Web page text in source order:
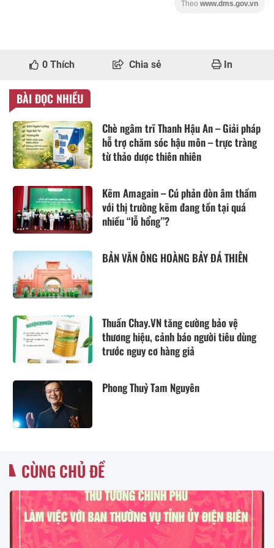
Theo www.dms.gov.vn
0 Thích Chia sẻ In
BÀI ĐỌC NHIỀU
Chè ngâm trĩ Thanh Hậu An – Giải pháp
hỗ trợ chăm sóc hậu môn – trực tràng
từ thảo dược thiên nhiên
Kẽm Amagain – Cú phản đòn âm thầm
với thị trường kẽm đang tồn tại quá
nhiều “lỗ hổng”?
BẢN VĂN ÔNG HOÀNG BẢY ĐÁ THIÊN
Thuần Chay.VN tăng cường bảo vệ
thương hiệu, cảnh báo người tiêu dùng
trước nguy cơ hàng giả
Phong Thuỷ Tam Nguyên
CÙNG CHỦ ĐỀ